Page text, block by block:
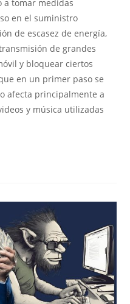
a tomar medidas
en el suministro
de escasez de energía,
de grandes
y bloquear ciertos
en un primer paso se
afecta principalmente a
y música utilizadas